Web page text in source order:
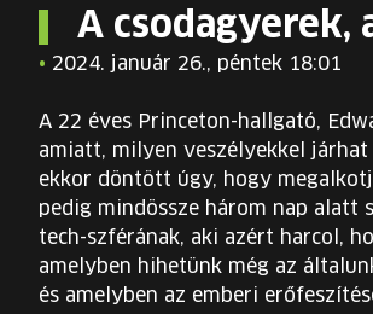
A csodagyerek,
• 2024. január 26., péntek 18:01
A 22 éves Princeton-hallgató,
amiatt, milyen veszélyekkel járhat
ekkor döntött úgy, hogy
pedig mindössze három nap alatt
tech-szférának, aki azért harcol,
amelyben hihetünk még az
és amelyben az emberi